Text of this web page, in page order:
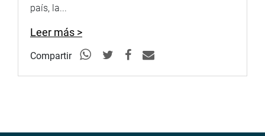
país, la...
Leer más >
Compartir